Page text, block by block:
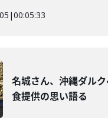
|00:05:33
名城さん、沖縄ダル
食提供の思い語る